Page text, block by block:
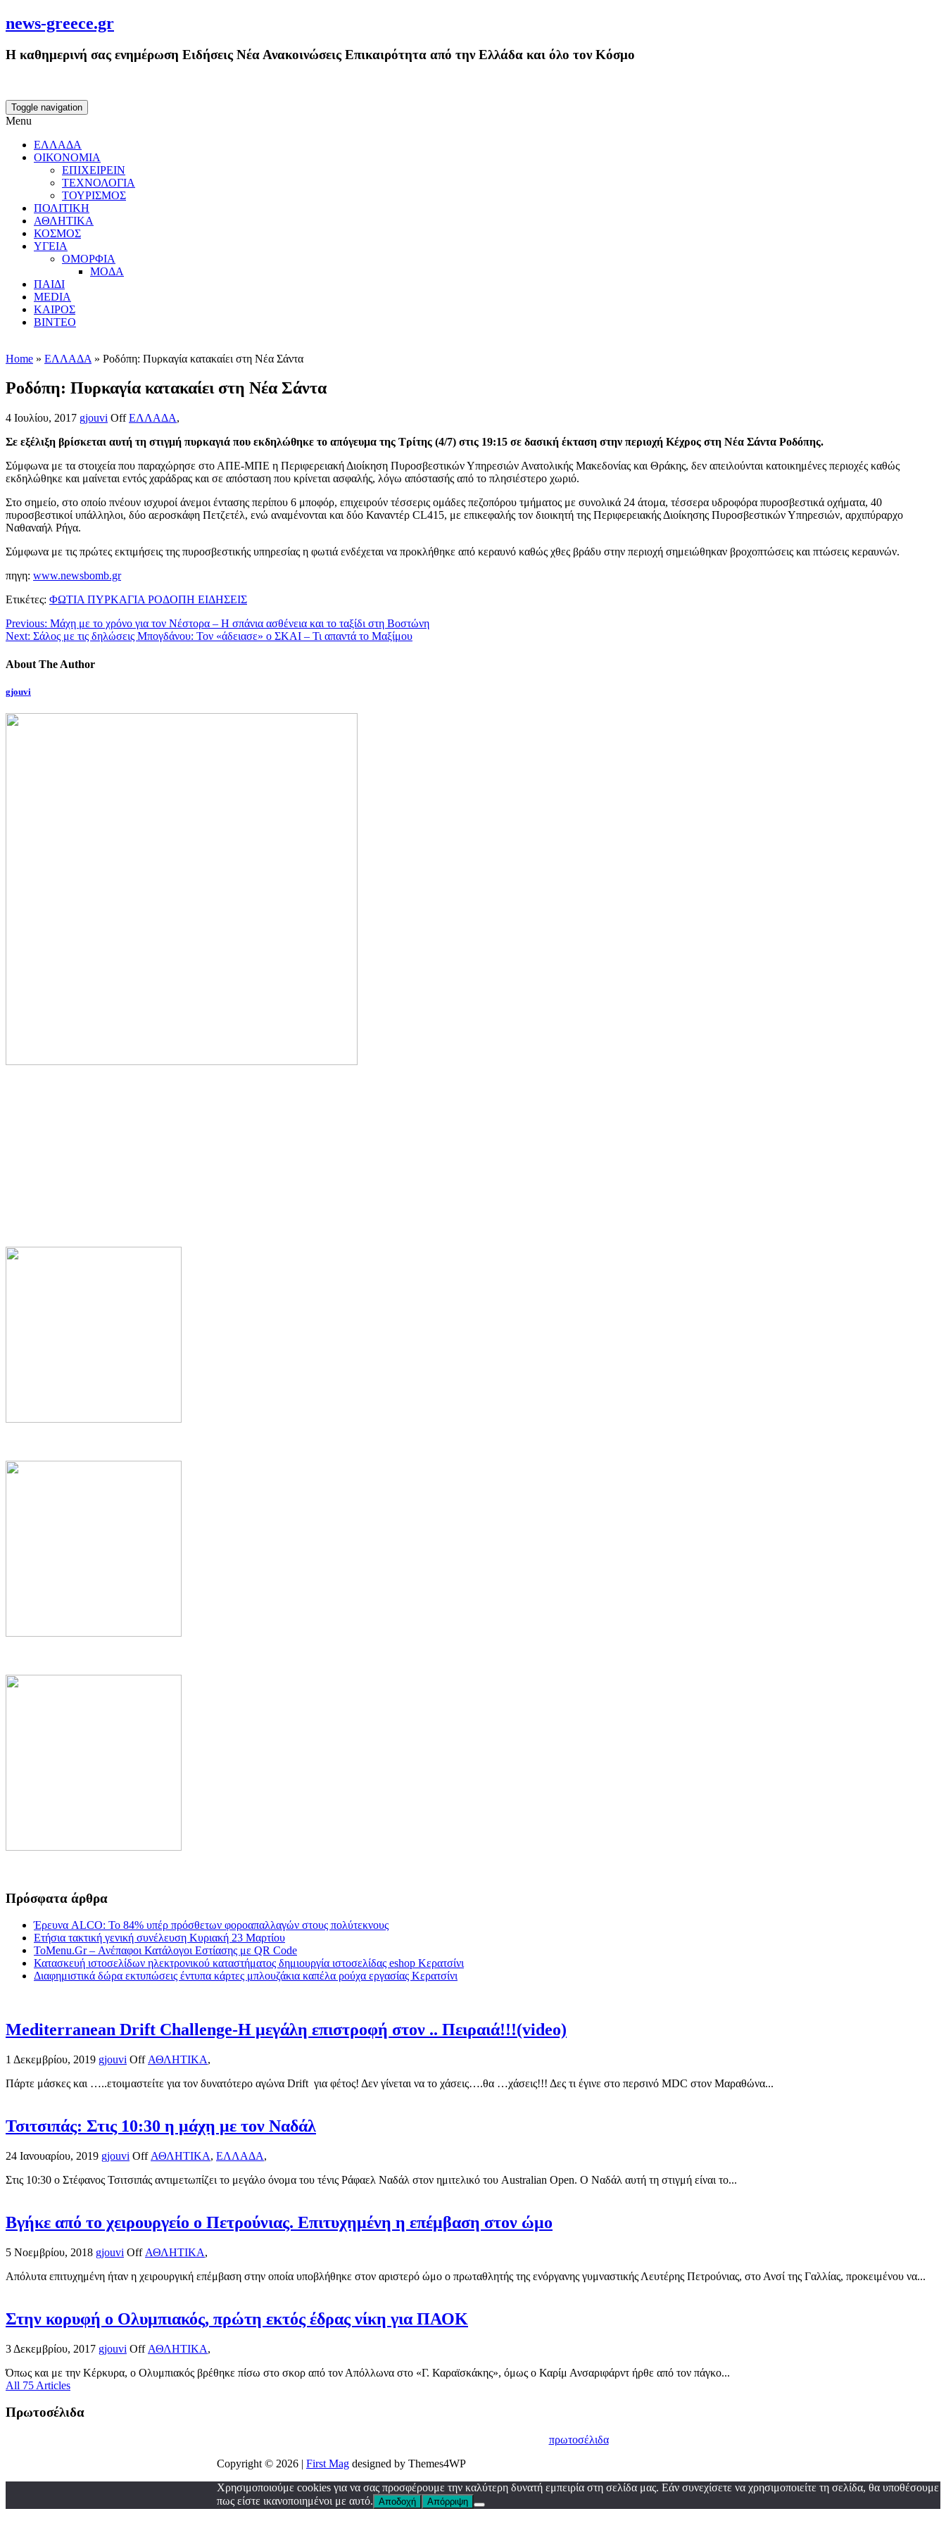
news-greece.gr
Η καθημερινή σας ενημέρωση Ειδήσεις Νέα Ανακοινώσεις Επικαιρότητα από την Ελλάδα και όλο τον Κόσμο
Toggle navigation
Menu
ΕΛΛΑΔΑ
ΟΙΚΟΝΟΜΙΑ
ΕΠΙΧΕΙΡΕΙΝ
ΤΕΧΝΟΛΟΓΙΑ
ΤΟΥΡΙΣΜΟΣ
ΠΟΛΙΤΙΚΗ
ΑΘΛΗΤΙΚΑ
ΚΟΣΜΟΣ
ΥΓΕΙΑ
ΟΜΟΡΦΙΑ
ΜΟΔΑ
ΠΑΙΔΙ
MEDIA
ΚΑΙΡΟΣ
ΒΙΝΤΕΟ
Home » ΕΛΛΑΔΑ » Ροδόπη: Πυρκαγία κατακαίει στη Νέα Σάντα
Ροδόπη: Πυρκαγία κατακαίει στη Νέα Σάντα
4 Ιουλίου, 2017 gjouvi Off ΕΛΛΑΔΑ,
Σε εξέλιξη βρίσκεται αυτή τη στιγμή πυρκαγιά που εκδηλώθηκε το απόγευμα της Τρίτης (4/7) στις 19:15 σε δασική έκταση στην περιοχή Κέχρος στη Νέα Σάντα Ροδόπης.
Σύμφωνα με τα στοιχεία που παραχώρησε στο ΑΠΕ-ΜΠΕ η Περιφερειακή Διοίκηση Πυροσβεστικών Υπηρεσιών Ανατολικής Μακεδονίας και Θράκης, δεν απειλούνται κατοικημένες περιοχές καθώς
εκδηλώθηκε και μαίνεται εντός χαράδρας και σε απόσταση που κρίνεται ασφαλής, λόγω απόστασής από το πλησιέστερο χωριό.
Στο σημείο, στο οποίο πνέουν ισχυροί άνεμοι έντασης περίπου 6 μποφόρ, επιχειρούν τέσσερις ομάδες πεζοπόρου τμήματος με συνολικά 24 άτομα, τέσσερα υδροφόρα πυροσβεστικά οχήματα, 40
πυροσβεστικοί υπάλληλοι, δύο αεροσκάφη Πετζετέλ, ενώ αναμένονται και δύο Καναντέρ CL415, με επικεφαλής τον διοικητή της Περιφερειακής Διοίκησης Πυροσβεστικών Υπηρεσιών, αρχιπύραρχο
Ναθαναήλ Ρήγα.
Σύμφωνα με τις πρώτες εκτιμήσεις της πυροσβεστικής υπηρεσίας η φωτιά ενδέχεται να προκλήθηκε από κεραυνό καθώς χθες βράδυ στην περιοχή σημειώθηκαν βροχοπτώσεις και πτώσεις κεραυνών.
πηγη: www.newsbomb.gr
Ετικέτες: ΦΩΤΙΑ ΠΥΡΚΑΓΙΑ ΡΟΔΟΠΗ ΕΙΔΗΣΕΙΣ
Previous: Μάχη με το χρόνο για τον Νέστορα – Η σπάνια ασθένεια και το ταξίδι στη Βοστώνη
Next: Σάλος με τις δηλώσεις Μπογδάνου: Τον «άδειασε» ο ΣΚΑΙ – Τι απαντά το Μαξίμου
About The Author
gjouvi
Πρόσφατα άρθρα
Έρευνα ALCO: Το 84% υπέρ πρόσθετων φοροαπαλλαγών στους πολύτεκνους
Ετήσια τακτική γενική συνέλευση Κυριακή 23 Μαρτίου
ToMenu.Gr – Ανέπαφοι Κατάλογοι Εστίασης με QR Code
Κατασκευή ιστοσελίδων ηλεκτρονικού καταστήματος δημιουργία ιστοσελίδας eshop Κερατσίνι
Διαφημιστικά δώρα εκτυπώσεις έντυπα κάρτες μπλουζάκια καπέλα ρούχα εργασίας Κερατσίνι
Mediterranean Drift Challenge-Η μεγάλη επιστροφή στον .. Πειραιά!!!(video)
1 Δεκεμβρίου, 2019 gjouvi Off ΑΘΛΗΤΙΚΑ,
Πάρτε μάσκες και …..ετοιμαστείτε για τον δυνατότερο αγώνα Drift για φέτος! Δεν γίνεται να το χάσεις….θα …χάσεις!!! Δες τι έγινε στο περσινό MDC στον Μαραθώνα...
Τσιτσιπάς: Στις 10:30 η μάχη με τον Ναδάλ
24 Ιανουαρίου, 2019 gjouvi Off ΑΘΛΗΤΙΚΑ, ΕΛΛΑΔΑ,
Στις 10:30 ο Στέφανος Τσιτσιπάς αντιμετωπίζει το μεγάλο όνομα του τένις Ράφαελ Ναδάλ στον ημιτελικό του Australian Open. Ο Ναδάλ αυτή τη στιγμή είναι το...
Βγήκε από το χειρουργείο ο Πετρούνιας. Επιτυχημένη η επέμβαση στον ώμο
5 Νοεμβρίου, 2018 gjouvi Off ΑΘΛΗΤΙΚΑ,
Απόλυτα επιτυχημένη ήταν η χειρουργική επέμβαση στην οποία υποβλήθηκε στον αριστερό ώμο ο πρωταθλητής της ενόργανης γυμναστικής Λευτέρης Πετρούνιας, στο Ανσί της Γαλλίας, προκειμένου να...
Στην κορυφή ο Ολυμπιακός, πρώτη εκτός έδρας νίκη για ΠΑΟΚ
3 Δεκεμβρίου, 2017 gjouvi Off ΑΘΛΗΤΙΚΑ,
Όπως και με την Κέρκυρα, ο Ολυμπιακός βρέθηκε πίσω στο σκορ από τον Απόλλωνα στο «Γ. Καραϊσκάκης», όμως ο Καρίμ Ανσαριφάρντ ήρθε από τον πάγκο...
All 75 Articles
Πρωτοσέλιδα
πρωτοσέλιδα
Copyright © 2026 | First Mag designed by Themes4WP
Χρησιμοποιούμε cookies για να σας προσφέρουμε την καλύτερη δυνατή εμπειρία στη σελίδα μας. Εάν συνεχίσετε να χρησιμοποιείτε τη σελίδα, θα υποθέσουμε
πως είστε ικανοποιημένοι με αυτό. Αποδοχή Απόρριψη